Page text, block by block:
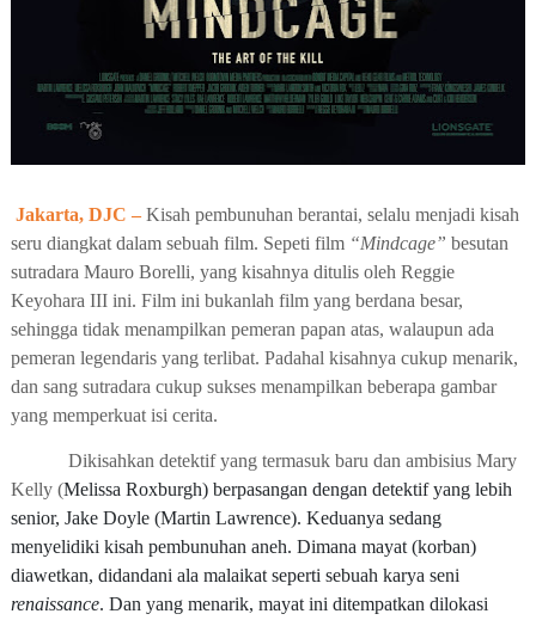
Jakarta, DJC – Kisah pembunuhan berantai, selalu menjadi kisah
seru diangkat dalam sebuah film. Sepeti film “Mindcage” besutan
sutradara Mauro Borelli, yang kisahnya ditulis oleh Reggie
Keyohara IIIini. Film ini bukanlah film yang berdana besar,
sehingga tidak menampilkan pemeran papan atas, walaupun ada
pemeran legendaris yang terlibat. Padahal kisahnya cukup menarik,
dan sang sutradara cukup sukses menampilkan beberapa gambar
yang memperkuat isi cerita.
Dikisahkan detektif yang termasuk baru dan ambisius Mary
Kelly(Melissa Roxburgh)berpasangan dengan detektif yang lebih
senior, Jake Doyle (Martin Lawrence). Keduanya sedang
menyelidiki kisah pembunuhan aneh. Dimana mayat (korban)
diawetkan, didandani ala malaikat seperti sebuah karya seni
renaissance. Dan yang menarik, mayat ini ditempatkan dilokasi